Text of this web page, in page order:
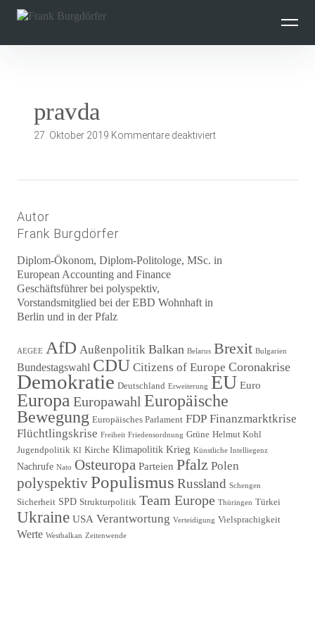
überspringen
pravda
27. Oktober 2019 Kommentare deaktiviertfür
Autor
Frank Burgdörfer
Diplom-Ökonom, Diplom-Politologe, MSc. in
European Accounting and Finance
Geschäftsführer bei polyspektiv,
Vorstandsmitglied bei der EBD Wohnhaft in
Berlin und in der Pfalz
AEGEE AfD Außenpolitik Balkan Belarus Brexit Bulgarien
Bundestagswahl CDU Citizens of Europe Coronakrise
Demokratie Deutschland Erweiterung EU Euro
Europa Europawahl Europäische
Bewegung Europäisches Parlament FDP Finanzmarktkrise
Flüchtlingskrise Freiheit Friedensordnung Grüne Helmut Kohl
Jugendpolitik KI Kirche Klimapolitik Krieg Künstliche Intelliegenz
Nachrufe Nato Osteuropa Parteien Pfalz Polen
polyspektivPopulismus Russland Schengen
Sicherheit SPD Strukturpolitik Team Europe Thüringen Türkei
Ukraine USA Verantwortung Verteidigung Vielsprachigkeit
Werte Westbalkan Zeitenwende